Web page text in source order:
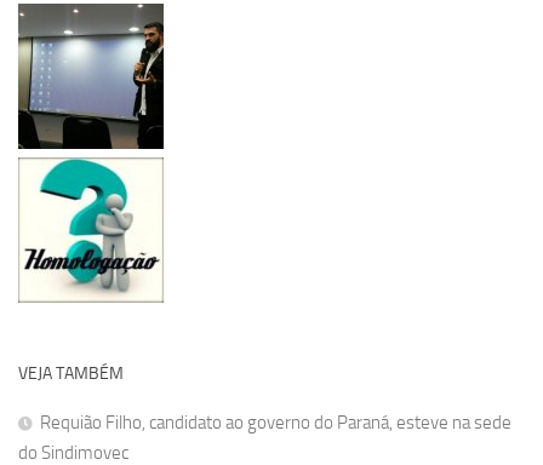
VEJA TAMBÉM
Requião Filho, candidato ao governo do Paraná, esteve na sede
do Sindimovec